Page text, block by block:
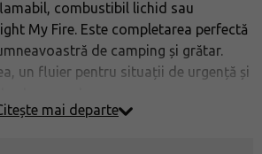
combustibil lichid sau
My Fire. Este completarea perfectă
de camping și grătar.
un fluier pentru situații de urgență și
mai departe